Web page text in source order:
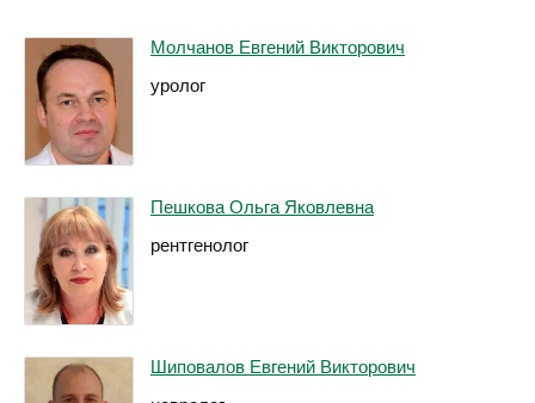
Молчанов Евгений Викторович
уролог
Пешкова Ольга Яковлевна
рентгенолог
Шиповалов Евгений Викторович